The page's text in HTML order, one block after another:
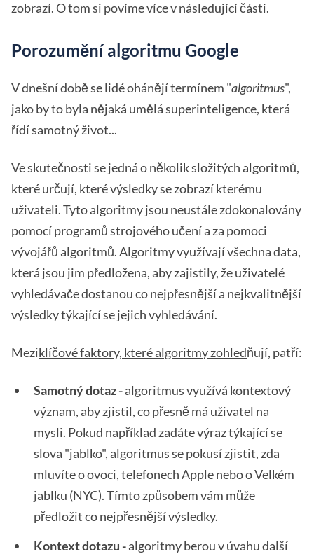
zobrazí. O tom si povíme více v následující části.
Porozumění algoritmu Google
V dnešní době se lidé ohánějí termínem "algoritmus",
jako by to byla nějaká umělá superinteligence, která
řídí samotný život...
Ve skutečnosti se jedná o několik složitých algoritmů,
které určují, které výsledky se zobrazí kterému
uživateli. Tyto algoritmy jsou neustále zdokonalovány
pomocí programů strojového učení a za pomoci
vývojářů algoritmů. Algoritmy využívají všechna data,
která jsou jim předložena, aby zajistily, že uživatelé
vyhledávače dostanou co nejpřesnější a nejkvalitnější
výsledky týkající se jejich vyhledávání.
Meziklíčové faktory, které algoritmy zohledňují, patří:
Samotný dotaz -algoritmus využívá kontextový
význam, aby zjistil, co přesně má uživatel na
mysli. Pokud například zadáte výraz týkající se
slova "jablko", algoritmus se pokusí zjistit, zda
mluvíte o ovoci, telefonech Apple nebo o Velkém
jablku (NYC). Tímto způsobem vám může
předložit co nejpřesnější výsledky.
Kontext dotazu -algoritmy berou v úvahu další